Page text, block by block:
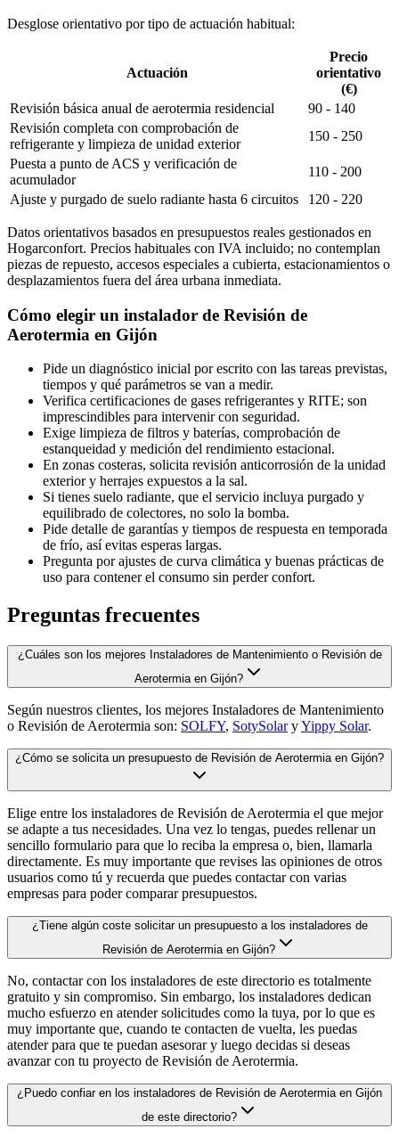
Desglose orientativo por tipo de actuación habitual:
Actuación
Precio
orientativo
(€)
Revisión básica anual de aerotermia residencial
90 - 140
Revisión completa con comprobación de
refrigerante y limpieza de unidad exterior
150 - 250
Puesta a punto de ACS y verificación de
acumulador
110 - 200
Ajuste y purgado de suelo radiante hasta 6 circuitos
120 - 220
Datos orientativos basados en presupuestos reales gestionados en
Hogarconfort. Precios habituales con IVA incluido; no contemplan
piezas de repuesto, accesos especiales a cubierta, estacionamientos o
desplazamientos fuera del área urbana inmediata.
Cómo elegir un instalador de Revisión de
Aerotermia en Gijón
Pide un diagnóstico inicial por escrito con las tareas previstas,
tiempos y qué parámetros se van a medir.
Verifica certificaciones de gases refrigerantes y RITE; son
imprescindibles para intervenir con seguridad.
Exige limpieza de filtros y baterías, comprobación de
estanqueidad y medición del rendimiento estacional.
En zonas costeras, solicita revisión anticorrosión de la unidad
exterior y herrajes expuestos a la sal.
Si tienes suelo radiante, que el servicio incluya purgado y
equilibrado de colectores, no solo la bomba.
Pide detalle de garantías y tiempos de respuesta en temporada
de frío, así evitas esperas largas.
Pregunta por ajustes de curva climática y buenas prácticas de
uso para contener el consumo sin perder confort.
Preguntas frecuentes
¿Cuáles son los mejores Instaladores de Mantenimiento o Revisión de
Aerotermia en Gijón?
Según nuestros clientes, los mejores Instaladores de Mantenimiento
o Revisión de Aerotermia son: SOLFY, SotySolaryYippy Solar.
¿Cómo se solicita un presupuesto de Revisión de Aerotermia en Gijón?
Elige entre los instaladores de Revisión de Aerotermia el que mejor
se adapte a tus necesidades. Una vez lo tengas, puedes rellenar un
sencillo formulario para que lo reciba la empresa o, bien, llamarla
directamente. Es muy importante que revises las opiniones de otros
usuarios como tú y recuerda que puedes contactar con varias
empresas para poder comparar presupuestos.
¿Tiene algún coste solicitar un presupuesto a los instaladores de
Revisión de Aerotermia en Gijón?
No, contactar con los instaladores de este directorio es totalmente
gratuito y sin compromiso. Sin embargo, los instaladores dedican
mucho esfuerzo en atender solicitudes como la tuya, por lo que es
muy importante que, cuando te contacten de vuelta, les puedas
atender para que te puedan asesorar y luego decidas si deseas
avanzar con tu proyecto de Revisión de Aerotermia.
¿Puedo confiar en los instaladores de Revisión de Aerotermia en Gijón
de este directorio?